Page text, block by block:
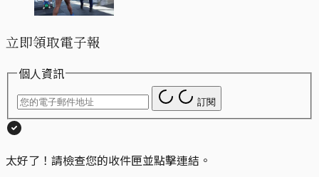
立即領取電子報
個人資訊
訂閱
太好了！請檢查您的收件匣並點擊連結。